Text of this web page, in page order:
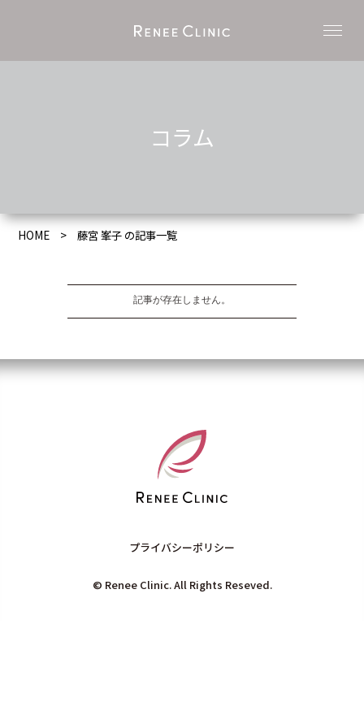
コラム
HOME 藤宮 峯子 の記事一覧
記事が存在しません。
プライバシーポリシー
© Renee Clinic. All Rights Reseved.